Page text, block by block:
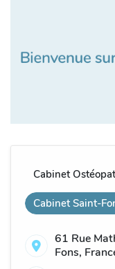
Cabinet
Cabinet Saint-
61 Rue
Fons,